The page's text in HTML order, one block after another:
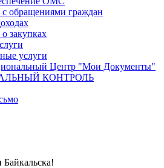
обращениями граждан
закупках
услуги
Центр "Мои Документы"
КОНТРОЛЬ